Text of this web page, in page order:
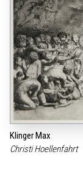
Klinger Max
Christi Hoellenfahrt